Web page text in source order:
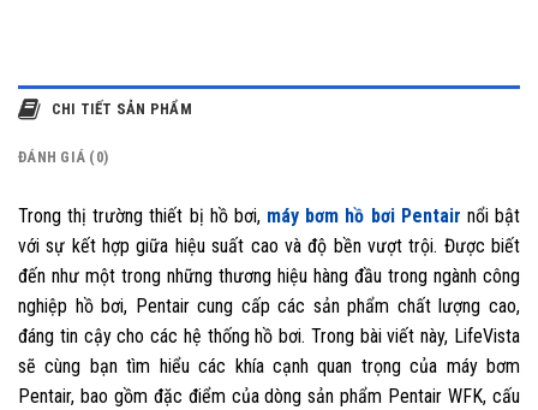
CHI TIẾT SẢN PHẨM
ĐÁNH GIÁ (0)
Trong thị trường thiết bị hồ bơi, máy bơm hồ bơi Pentair nổi bật
với sự kết hợp giữa hiệu suất cao và độ bền vượt trội. Được biết
đến như một trong những thương hiệu hàng đầu trong ngành công
nghiệp hồ bơi, Pentair cung cấp các sản phẩm chất lượng cao,
đáng tin cậy cho các hệ thống hồ bơi. Trong bài viết này, LifeVista
sẽ cùng bạn tìm hiểu các khía cạnh quan trọng của máy bơm
Pentair, bao gồm đặc điểm của dòng sản phẩm Pentair WFK, cấu